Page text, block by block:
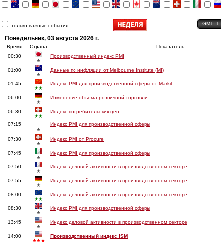
только важные события GMT -1
Понедельник, 03 августа 2026 г.
Время Страна
Показатель
00:30
★
Производственный индекс PMI
01:00
★
Данные по инфляции от Melbourne Institute (MI)
01:45
★★
Индекс PMI для производственной сферы от Markit
06:00
★
Изменение объема розничной торговли
06:30
★★
Индекс потребительских цен
07:15
★
Индекс PMI для производственной сферы
07:30
★
Индекс PMI от Procure
07:45
★
Индекс PMI для производственной сферы
07:50
★
Индекс деловой активности в производственном секторе
07:55
★
Индекс деловой активности в производственном секторе
08:00
★★
Индекс деловой активности в производственном секторе
08:30
★
Индекс PMI для производственной сферы
13:45
★
Индекс деловой активности в производственном секторе
14:00
★★★
Производственный индекс ISM